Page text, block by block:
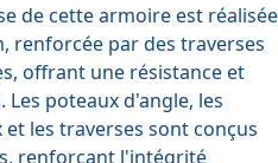
de cette armoire est réalisée
renforcée par des traverses
offrant une résistance et
poteaux d'angle, les
les traverses sont conçus
renforçant l'intégrité